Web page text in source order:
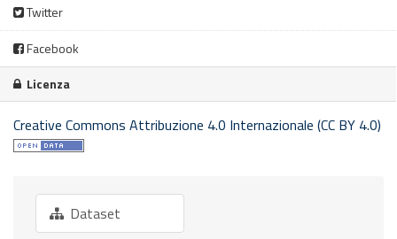
Twitter
Facebook
Licenza
Creative Commons Attribuzione 4.0 Internazionale (CC BY 4.0)
Dataset